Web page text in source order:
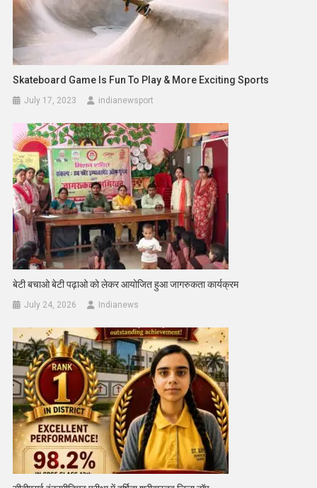
Skateboard Game Is Fun To Play & More Exciting Sports
July 17, 2023 indianewsport
बेटी बचाओ बेटी पढ़ाओ को लेकर आयोजित हुआ जागरुकता कार्यक्रम
July 24, 2026 Indianews